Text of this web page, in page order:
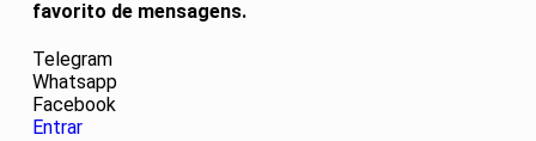
favorito de mensagens.
Telegram
Whatsapp
Facebook
Entrar